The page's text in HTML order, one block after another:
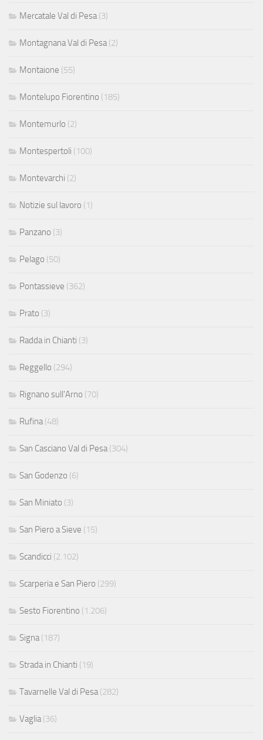
Mercatale Val di Pesa(3)
Montagnana Val di Pesa(2)
Montaione (55)
Montelupo Fiorentino (185)
Montemurlo (2)
Montespertoli (100)
Montevarchi (2)
Notizie sul lavoro (1)
Panzano (3)
Pelago (50)
Pontassieve (362)
Prato (3)
Radda in Chianti (3)
Reggello (294)
Rignano sull'Arno (70)
Rufina(48)
San Casciano Val di Pesa(304)
San Godenzo (6)
San Miniato (3)
San Piero a Sieve (15)
Scandicci (2.102)
Scarperia e San Piero (299)
Sesto Fiorentino (1.206)
Signa(187)
Strada in Chianti (19)
Tavarnelle Val di Pesa(282)
Vaglia(36)